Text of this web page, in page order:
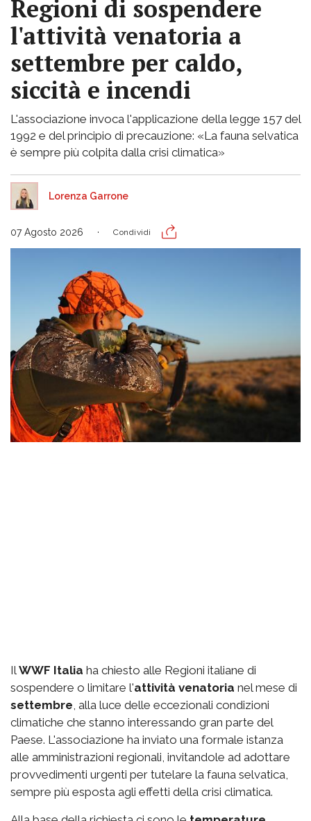
Regioni di sospendere
l'attività venatoria a
settembre per caldo,
siccità e incendi
L'associazione invoca l'applicazione della legge 157 del
1992 e del principio di precauzione: «La fauna selvatica
è sempre più colpita dalla crisi climatica»
Lorenza Garrone
07 Agosto 2026 Condividi
IlWWF Italia ha chiesto alle Regioni italiane di
sospendere o limitare l'attività venatoria nel mese di
settembre, alla luce delle eccezionali condizioni
climatiche che stanno interessando gran parte del
Paese. L'associazione ha inviato una formale istanza
alle amministrazioni regionali, invitandole ad adottare
provvedimenti urgenti per tutelare la fauna selvatica,
sempre più esposta agli effetti della crisi climatica.